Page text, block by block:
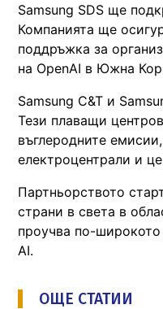
Samsung SDS ще
Компанията ще
поддръжка за
на OpenAI в Южна
Samsung C&T и
Тези плаващи
въглеродните
електроцентрали и
Партньорството
страни в света в
проучва по-широкото
AI.
ОЩЕ СТАТИИ